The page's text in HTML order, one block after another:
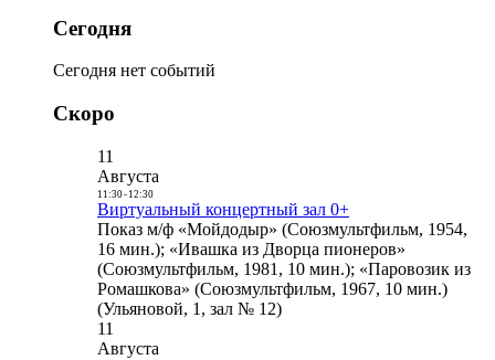
Сегодня
Сегодня нет событий
Скоро
11
Августа
11:30- 12:30
Виртуальный концертный зал 0+
Показ м/ф «Мойдодыр» (Союзмультфильм, 1954,
16 мин.); «Ивашка из Дворца пионеров»
(Союзмультфильм, 1981, 10 мин.); «Паровозик из
Ромашкова» (Союзмультфильм, 1967, 10 мин.)
(Ульяновой, 1, зал № 12)
11
Августа